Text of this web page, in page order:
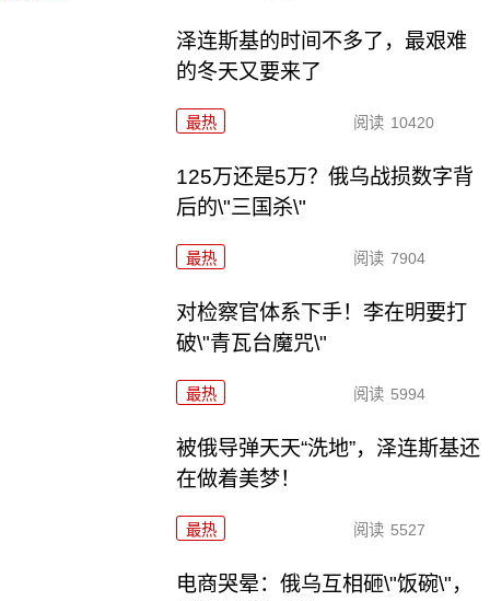
泽连斯基的时间不多了，最艰难
的冬天又要来了
最热 阅读 10420
125万还是5万？俄乌战损数字背
后的\"三国杀\"
最热 阅读 7904
对检察官体系下手！李在明要打
破\"青瓦台魔咒\"
最热 阅读 5994
被俄导弹天天“洗地”，泽连斯基还
在做着美梦！
最热 阅读 5527
电商哭晕：俄乌互相砸\"饭碗\"，